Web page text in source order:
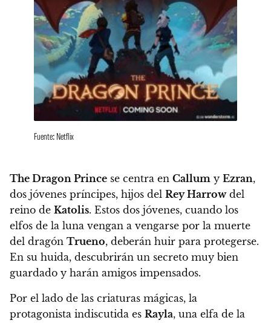
Fuente: Netflix
The Dragon Prince se centra en Callum y Ezran,
dos jóvenes príncipes, hijos del Rey Harrowdel
reino de Katolis. Estos dos jóvenes, cuando los
elfos de la luna vengan a vengarse por la muerte
del dragón Trueno, deberán huir para protegerse.
En su huida, descubrirán un secreto muy bien
guardado y harán amigos impensados.
Por el lado de las criaturas mágicas, la
protagonista indiscutida es Rayla, una elfa de la